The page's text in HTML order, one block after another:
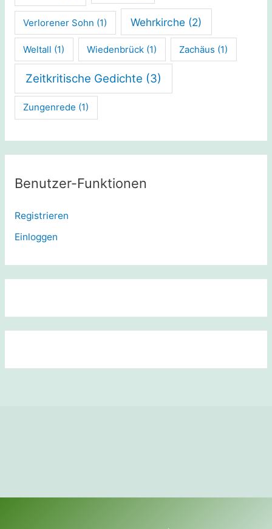
Verlorener Sohn (1) Wehrkirche (2)
Weltall (1) Wiedenbrück (1) Zachäus (1)
Zeitkritische Gedichte (3)
Zungenrede (1)
Benutzer-Funktionen
Registrieren
Einloggen